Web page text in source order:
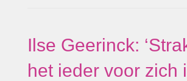
Ilse Geerinck:
het ieder voor zich